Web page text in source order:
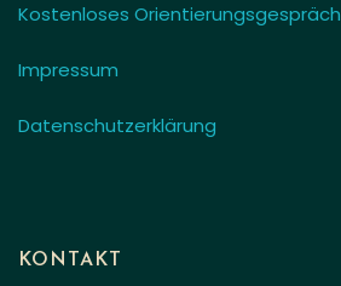
Kostenloses Orientierungsgespräch
Impressum
Datenschutzerklärung
KONTAKT